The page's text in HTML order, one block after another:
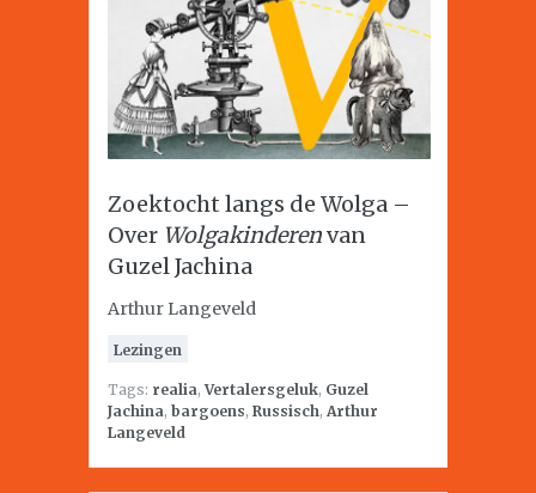
Zoektocht langs de Wolga –
Over Wolgakinderenvan
Guzel Jachina
Arthur Langeveld
Lezingen
Tags: realia,Vertalersgeluk, Guzel
Jachina, bargoens, Russisch, Arthur
Langeveld